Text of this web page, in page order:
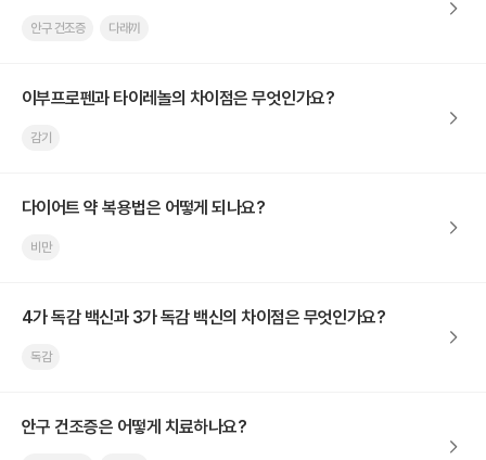
안구 건조증 다래끼
이부프로펜과 타이레놀의 차이점은 무엇인가요?
감기
다이어트 약 복용법은 어떻게 되나요?
비만
4가 독감 백신과 3가 독감 백신의 차이점은 무엇인가요?
독감
안구 건조증은 어떻게 치료하나요?